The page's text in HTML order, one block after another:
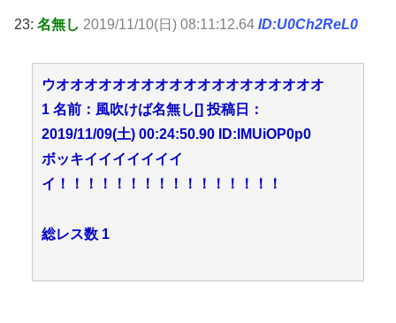
23: 名無し 2019/11/10(日) 08:11:12.64 ID:U0Ch2ReL0
ウオオオオオオオオオオオオオオオオオオオ
1 名前：風吹けば名無し[] 投稿日：
2019/11/09(土) 00:24:50.90 ID:IMUiOP0p0
ボッキイイイイイイイ
イ！！！！！！！！！！！！！！！！
総レス数 1